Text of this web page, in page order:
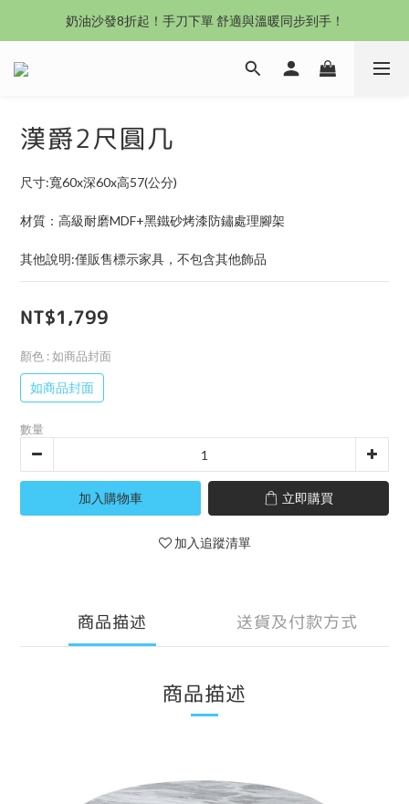
沙發新登場｜想躺就躺，頭等艙到商務艙一次擁有
奶油沙發8折起！手刀下單 舒適與溫暖同步到手！
Outlet專區：期間限定，驚喜下殺中！
漢爵2尺圓几
尺寸:寬60x深60x高57(公分)
材質：高級耐磨MDF+黑鐵砂烤漆防鏽處理腳架
其他說明:僅販售標示家具，不包含其他飾品
NT$1,799
顏色 : 如商品封面
如商品封面
數量
加入購物車 立即購買
加入追蹤清單
商品描述 送貨及付款方式
商品描述